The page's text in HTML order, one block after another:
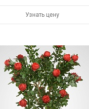
Узнать цену